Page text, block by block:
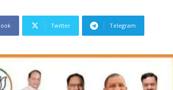
Hindi
Twitter Telegram